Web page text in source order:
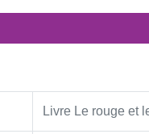
Livre Le rouge et